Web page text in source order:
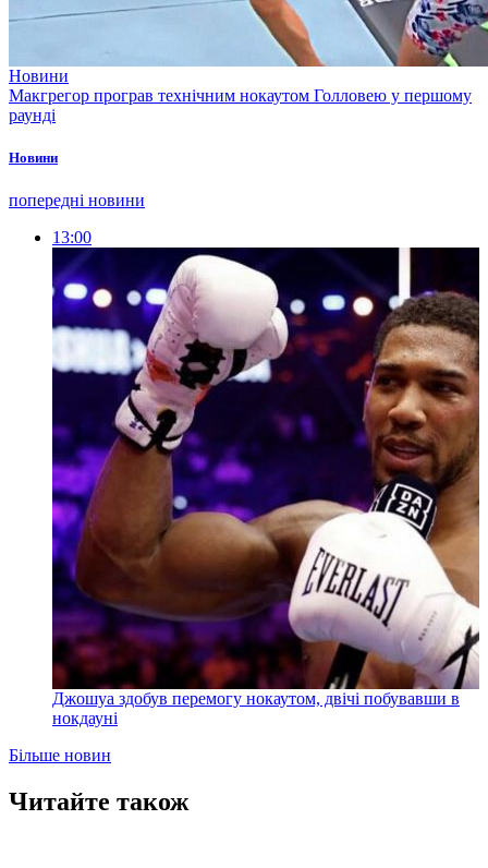
Новини
Макгрегор програв технічним нокаутом Голловею у першому
раунді
Новини
попередні новини
13:00
Джошуа здобув перемогу нокаутом, двічі побувавши в
нокдауні
Більше новин
Читайте також